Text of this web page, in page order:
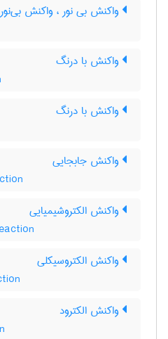
واکنش بی نور ، واکنش بی‌نور
واکنش با درنگ
واکنش با درنگ
واکنش جابجایی
واکنش الکتروشیمیایی
واکنش الکتروسیکلی
واکنش الکترود